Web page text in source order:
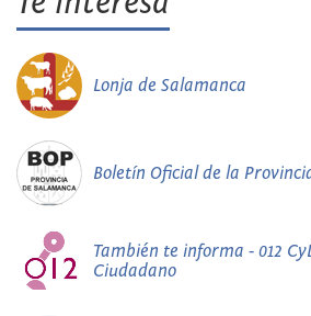
Lonja de Salamanca
Boletín Oficial de la
También te informa - 012
Ciudadano